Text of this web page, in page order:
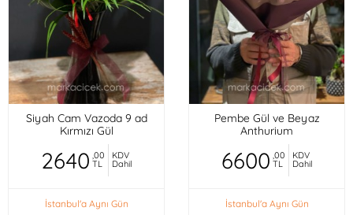
Siyah Cam Vazoda 9 ad
Kırmızı Gül
2640 ,00
TL
KDV
Dahil
İstanbul'a Aynı Gün
Pembe Gül ve Beyaz
Anthurium
6600 ,00
TL
KDV
Dahil
İstanbul'a Aynı Gün